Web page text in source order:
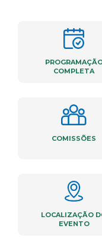
COMPLETA
COMISSÕES
LOCALIZAÇÃO
EVENTO